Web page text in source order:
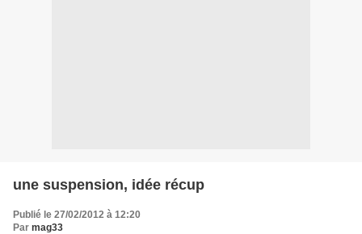
une suspension, idée récup
Publié le 27/02/2012 à 12:20
Par mag33